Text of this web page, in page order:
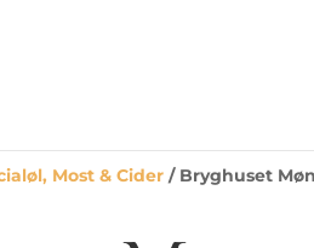
Most & Cider / Bryghuset